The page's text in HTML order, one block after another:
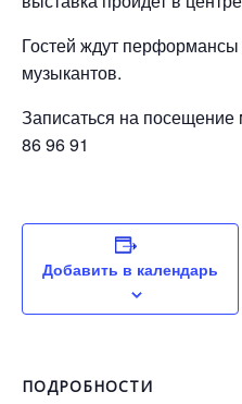
Гостей ждут
музыкантов.
Записаться на
86 96 91
Добавить в календарь
ПОДРОБНОСТИ